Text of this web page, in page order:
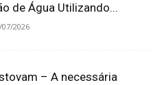
de Água Utilizando...
07/2026
– A necessária